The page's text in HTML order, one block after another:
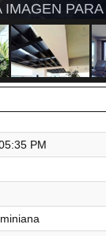
PM